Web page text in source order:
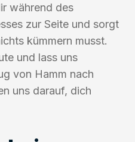
während des
zur Seite und sorgt
kümmern musst.
und lass uns
von Hamm nach
uns darauf, dich